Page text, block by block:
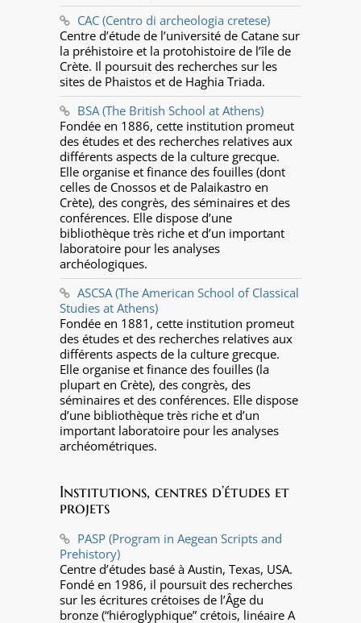
CAC (Centro di archeologia cretese)
Centre d’étude de l’université de Catane sur
la préhistoire et la protohistoire de l’île de
Crète. Il poursuit des recherches sur les
sites de Phaistos et de Haghia Triada.
BSA (The British School at Athens)
Fondée en 1886, cette institution promeut
des études et des recherches relatives aux
différents aspects de la culture grecque.
Elle organise et finance des fouilles (dont
celles de Cnossos et de Palaikastro en
Crète), des congrès, des séminaires et des
conférences. Elle dispose d’une
bibliothèque très riche et d’un important
laboratoire pour les analyses
archéologiques.
ASCSA (The American School of Classical
Studies at Athens)
Fondée en 1881, cette institution promeut
des études et des recherches relatives aux
différents aspects de la culture grecque.
Elle organise et finance des fouilles (la
plupart en Crète), des congrès, des
séminaires et des conférences. Elle dispose
d’une bibliothèque très riche et d’un
important laboratoire pour les analyses
archéométriques.
Institutions, centres d’études et
projets
PASP (Program in Aegean Scripts and
Prehistory)
Centre d’études basé à Austin, Texas, USA.
Fondé en 1986, il poursuit des recherches
sur les écritures crétoises de l’Âge du
bronze (“hiéroglyphique” crétois, linéaire A